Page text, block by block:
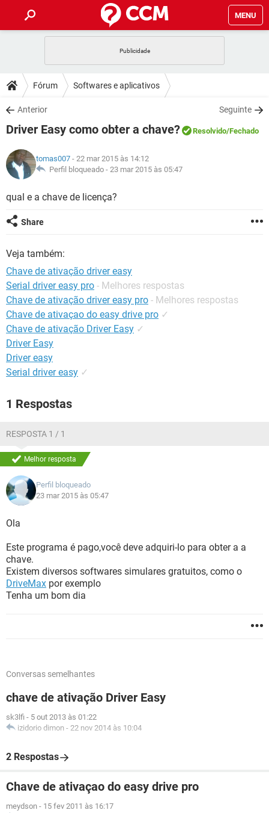
MENU
CELULAR FACEBOOK
OUTLOOK
INSTAGRAM GMAIL
GUIA DE COMPRAS
DICAS
JOGOS WHATSAPP
INSTAGRAM GMAIL
GUIA DE COMPRAS
DOWNLOADS
JOGOS WHATSAPP
CELULAR
OUTLOOK EXCEL
INSTAGRAM
JOGOS WHATSAPP
CELULAR
OUTLOOK
INSTAGRAM
GLOSSÁRIO
JOGOS
INSTAGRAM
GUIA DE COMPRAS
Fórum Softwares e aplicativos
Anterior Seguinte
Driver Easy como obter a chave? Resolvido/Fechado
tomas007 - 22 mar 2015 às 14:12
Perfil bloqueado - 23 mar 2015 às 05:47
qual e a chave de licença?
Share
Veja também:
Chave de ativação driver easy
Serial driver easy pro - Melhores respostas
Chave de ativação driver easy pro - Melhores respostas
Chave de ativaçao do easy drive pro ✓
Chave de ativação Driver Easy ✓
Driver Easy
Driver easy
Serial driver easy ✓
1 Respostas
RESPOSTA 1 / 1
Melhor resposta
Perfil bloqueado
23 mar 2015 às 05:47
Ola
Este programa é pago,você deve adquiri-lo para obter a a
chave.
Existem diversos softwares simulares gratuitos, como o
DriveMax por exemplo
Tenha um bom dia
Conversas semelhantes
chave de ativação Driver Easy
sk3lfi - 5 out 2013 às 01:22
izidorio dimon - 22 nov 2014 às 10:04
2 Respostas
Chave de ativaçao do easy drive pro
meydson - 15 fev 2011 às 16:17